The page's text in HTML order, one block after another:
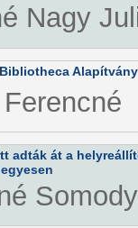
Nagy
Alapítvány
adták át a